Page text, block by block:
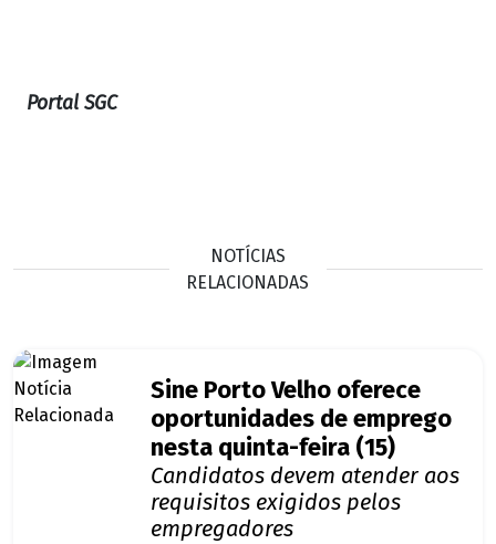
Portal SGC
NOTÍCIAS
RELACIONADAS
Sine Porto Velho oferece
oportunidades de emprego
nesta quinta-feira (15)
Candidatos devem atender aos
requisitos exigidos pelos
empregadores